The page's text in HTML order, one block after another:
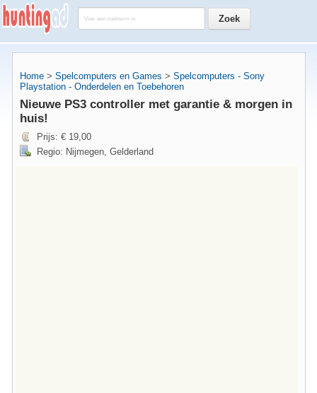
Home > Spelcomputers en Games > Spelcomputers - Sony
Playstation - Onderdelen en Toebehoren
Nieuwe PS3 controller met garantie & morgen in
huis!
Prijs: € 19,00
Regio: Nijmegen, Gelderland